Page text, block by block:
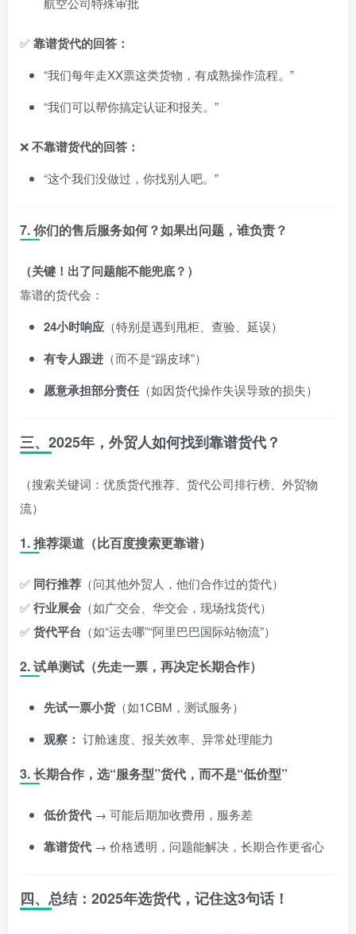
✅靠谱货代的回答：
“我们每年走XX票这类货物，有成熟操作流程。”
“我们可以帮你搞定认证和报关。”
❌不靠谱货代的回答：
“这个我们没做过，你找别人吧。”
7. 你们的售后服务如何？如果出问题，谁负责？
（关键！出了问题能不能兜底？）
靠谱的货代会：
24小时响应 （特别是遇到甩柜、查验、延误）
有专人跟进 （而不是“踢皮球”）
愿意承担部分责任 （如因货代操作失误导致的损失）
三、2025年，外贸人如何找到靠谱货代？
（搜索关键词：优质货代推荐、货代公司排行榜、外贸物
流）
1. 推荐渠道（比百度搜索更靠谱）
✅ 同行推荐 （问其他外贸人，他们合作过的货代）
✅行业展会 （如广交会、华交会，现场找货代）
✅货代平台 （如“运去哪”“阿里巴巴国际站物流”）
2. 试单测试（先走一票，再决定长期合作）
先试一票小货（如1CBM，测试服务）
观察： 订舱速度、报关效率、异常处理能力
3. 长期合作，选“服务型”货代，而不是“低价型”
低价货代 → 可能后期加收费用，服务差
靠谱货代 → 价格透明，问题能解决，长期合作更省心
四、总结：2025年选货代，记住这3句话！